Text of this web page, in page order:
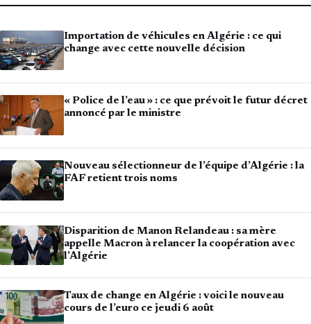
Importation de véhicules en Algérie : ce qui
change avec cette nouvelle décision
« Police de l’eau » : ce que prévoit le futur décret
annoncé par le ministre
Nouveau sélectionneur de l’équipe d’Algérie : la
FAF retient trois noms
Disparition de Manon Relandeau : sa mère
appelle Macron à relancer la coopération avec
l’Algérie
Taux de change en Algérie : voici le nouveau
cours de l’euro ce jeudi 6 août